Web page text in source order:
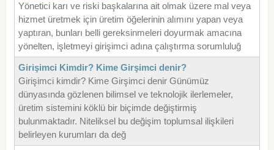
Yönetici karı ve riski başkalarına ait olmak üzere mal veya
hizmet üretmek için üretim öğelerinin alımını yapan veya
yaptıran, bunları belli gereksinmeleri doyurmak amacına
yönelten, işletmeyi girişimci adına çalıştırma sorumluluğ
Girişimci Kimdir? Kime Girşimci denir?
Girişimci kimdir? Kime Girşimci denir Günümüz
dünyasında gözlenen bilimsel ve teknolojik ilerlemeler,
üretim sistemini köklü bir biçimde değiştirmiş
bulunmaktadır. Niteliksel bu değişim toplumsal ilişkileri
belirleyen kurumları da değ